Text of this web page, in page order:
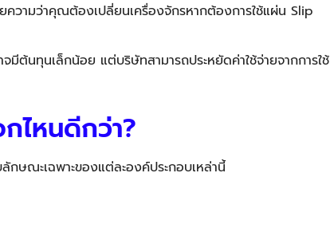
วามว่าคุณต้องเปลี่ยนเครื่องจักรหากต้องการใช้แผ่น Slip
ต้นทุนเล็กน้อย แต่บริษัทสามารถประหยัดค่าใช้จ่ายจากการใช้
ไหนดีกว่า?
กษณะเฉพาะของแต่ละองค์ประกอบเหล่านี้